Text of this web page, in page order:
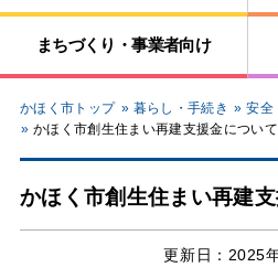
まちづくり・事業者向け
かほく市トップ 暮らし・手続き
安全
かほく市創生住まい再建支援金について
かほく市創生住まい再建
更新日： 2025